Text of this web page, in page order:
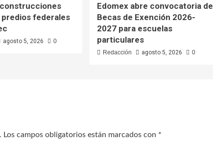
predios federales
agosto 5, 2026 0
Edomex abre convocatoria de
Becas de Exención 2026-
2027 para escuelas
particulares
Redacción agosto 5, 2026 0
Los campos obligatorios están marcados con *